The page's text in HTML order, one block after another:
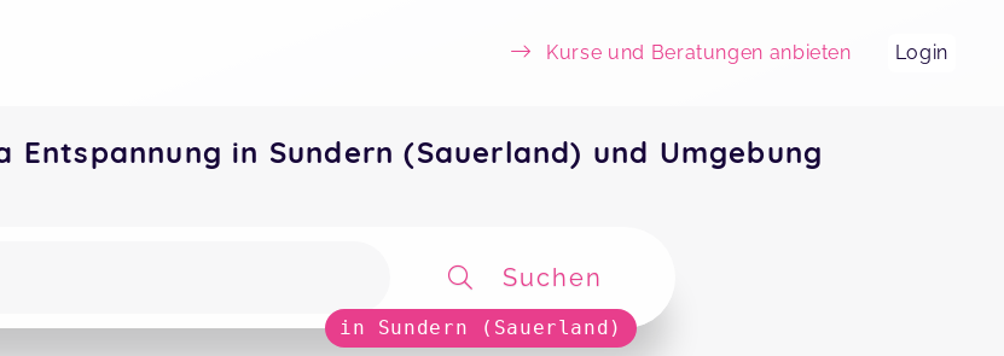
Kurse und Beratungen anbieten Login
Entspannung in Sundern (Sauerland) und Umgebung
Suchen
in Sundern (Sauerland)